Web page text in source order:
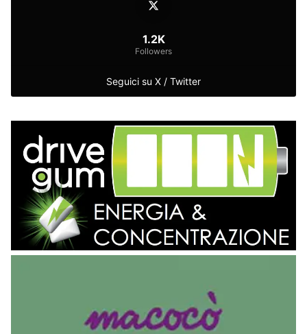
Seguici su X / Twitter
1.2K
Followers